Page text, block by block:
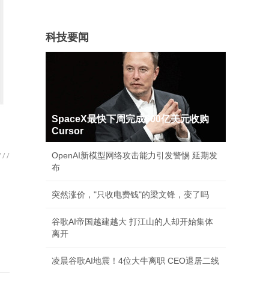
科技要闻
SpaceX最快下周完成600亿美元收购
Cursor
OpenAI新模型网络攻击能力引发警惕 延期发
布
突然涨价，"只收电费钱"的梁文锋，变了吗
谷歌AI帝国越建越大 打江山的人却开始集体
离开
凌晨谷歌AI地震！4位大牛离职 CEO退居二线